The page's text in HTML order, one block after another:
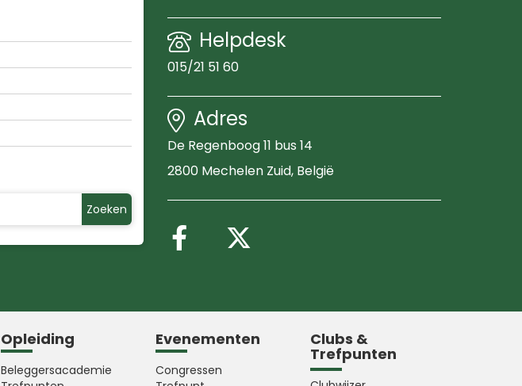
Zoeken
Helpdesk
015/21 51 60
Adres
De Regenboog 11 bus 14
2800 Mechelen Zuid, België
Volg ons op Facebook
Opleiding
Beleggersacademie
Evenementen
Congressen
Clubs &
Trefpunten